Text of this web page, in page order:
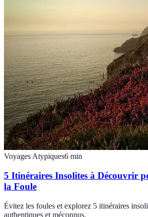
Voyages Atypiques6 min
5 Itinéraires Insolites à Découvrir
la Foule
Évitez les foules et explorez 5 itinéraires
authentiques et méconnus.